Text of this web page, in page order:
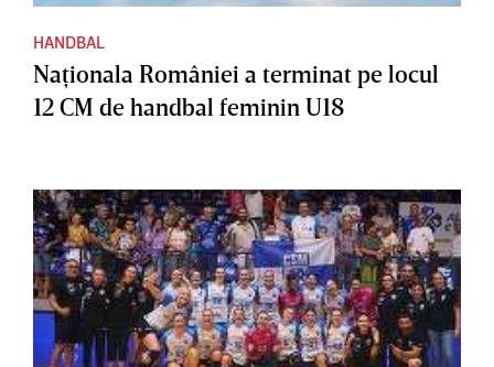
HANDBAL
Naţionala României a terminat pe locul
12 CM de handbal feminin U18